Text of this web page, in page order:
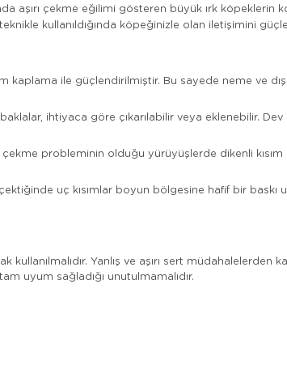
aşırı çekme eğilimi gösteren büyük ırk
kullanıldığında köpeğinizle olan iletişimini
kaplama ile güçlendirilmiştir. Bu sayede neme ve
baklalar, ihtiyaca göre çıkarılabilir veya eklenebilir.
çekme probleminin olduğu yürüyüşlerde dikenli
uç kısımlar boyun bölgesine hafif bir baskı
Yanlış ve aşırı sert müdahalelerden
uyum sağladığı unutulmamalıdır.